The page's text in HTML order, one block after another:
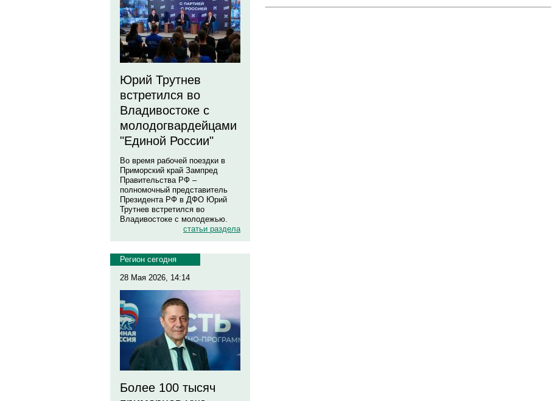
Юрий Трутнев
встретился во
Владивостоке с
молодогвардейцами
"Единой России"
Во время рабочей поездки в
Приморский край Зампред
Правительства РФ –
полномочный представитель
Президента РФ в ДФО Юрий
Трутнев встретился во
Владивостоке с молодежью.
статьи раздела
Регион сегодня
28 Мая 2026, 14:14
Более 100 тысяч